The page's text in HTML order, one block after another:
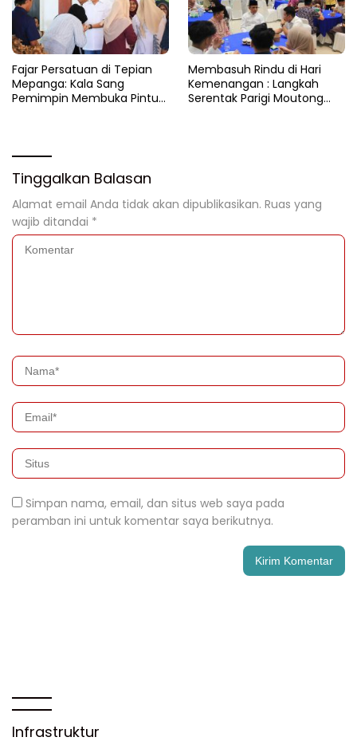
Fajar Persatuan di Tepian
Mepanga: Kala Sang
Pemimpin Membuka Pintu
​Membasuh Rindu di Hari
Kemenangan : Langkah
Serentak Parigi Moutong
Tinggalkan Balasan
Alamat email Anda tidak akan dipublikasikan. Ruas yang
wajib ditandai *
Simpan nama, email, dan situs web saya pada
peramban ini untuk komentar saya berikutnya.
Infrastruktur